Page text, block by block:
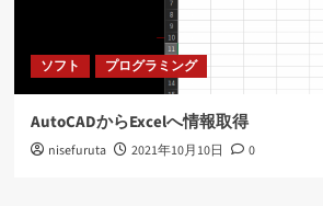
ソフト プログラミング
AutoCADからExcelへ情報取得
nisefuruta 2021年10月10日 0